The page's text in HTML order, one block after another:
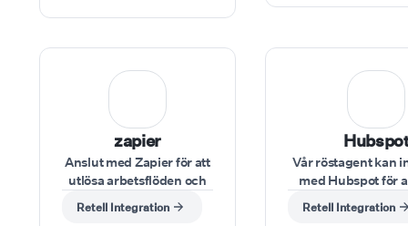
rekryteringsstatusar eller
under intervjuer.
zapier
Anslut med Zapier för att
utlösa arbetsflöden och
automatisera processer
under röstinteraktioner.
Retell Integration
Vår röstagent kan
med Hubspot för
nya leads,
kontaktuppgifter
Retell Integration